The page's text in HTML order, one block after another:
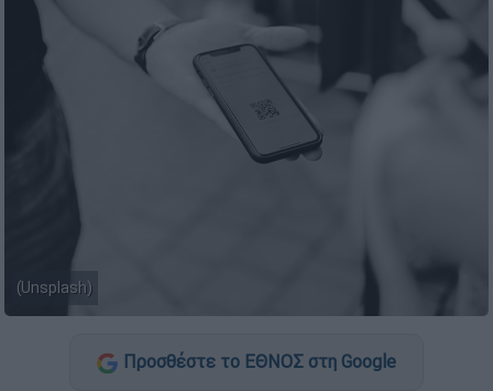
(Unsplash)
Προσθέστε το ΕΘΝΟΣ στη Google